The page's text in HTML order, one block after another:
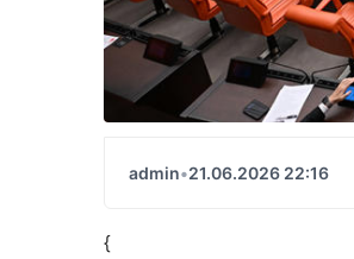
admin•21.06.2026 22:16
{